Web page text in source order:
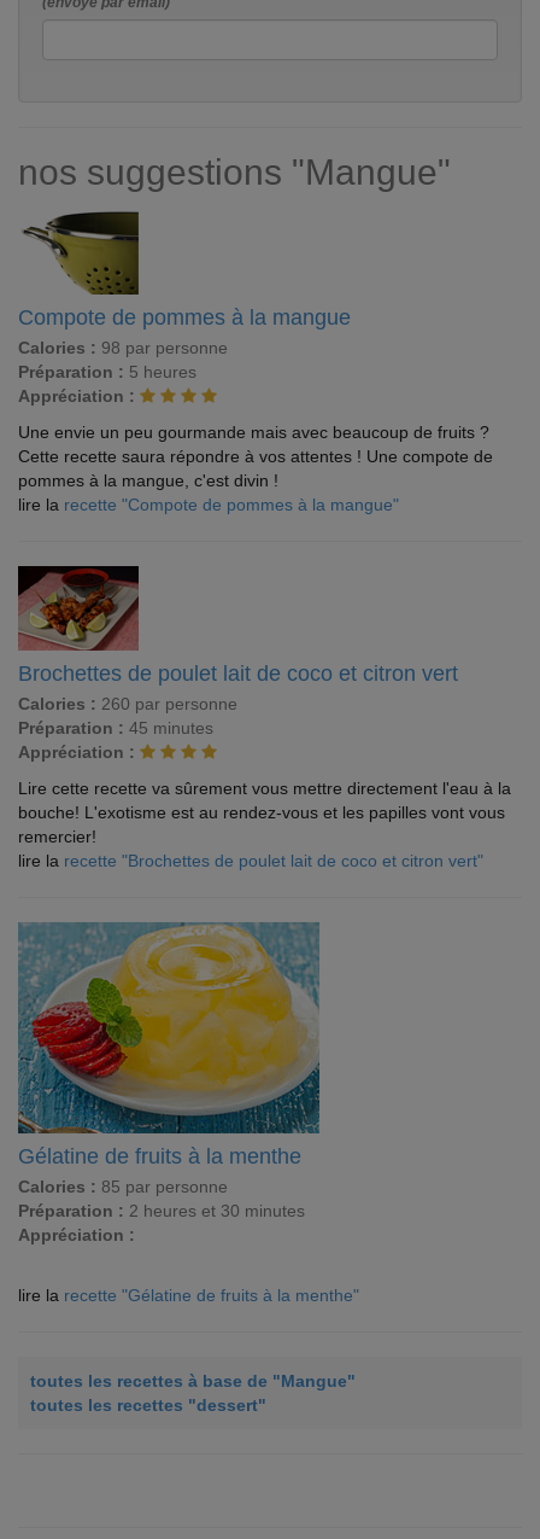
nos suggestions "Mangue"
Compote de pommes à la mangue
Calories : 98 par personne
Préparation : 5 heures
Appréciation :
Une envie un peu gourmande mais avec beaucoup de fruits ?
Cette recette saura répondre à vos attentes ! Une compote de
pommes à la mangue, c'est divin !
lire la recette "Compote de pommes à la mangue"
Brochettes de poulet lait de coco et citron vert
Calories : 260 par personne
Préparation : 45 minutes
Appréciation :
Lire cette recette va sûrement vous mettre directement l'eau à la
bouche! L'exotisme est au rendez-vous et les papilles vont vous
remercier!
lire la recette "Brochettes de poulet lait de coco et citron vert"
Gélatine de fruits à la menthe
Calories : 85 par personne
Préparation : 2 heures et 30 minutes
Appréciation :
lire la recette "Gélatine de fruits à la menthe"
toutes les recettes à base de "Mangue"
toutes les recettes "dessert"